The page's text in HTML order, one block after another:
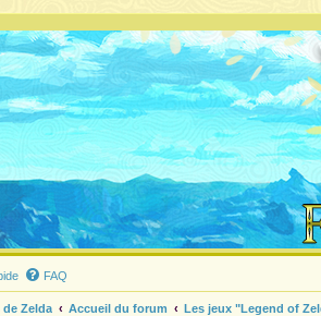
FAQ
de Zelda Accueil du forum Les jeux "Legend of